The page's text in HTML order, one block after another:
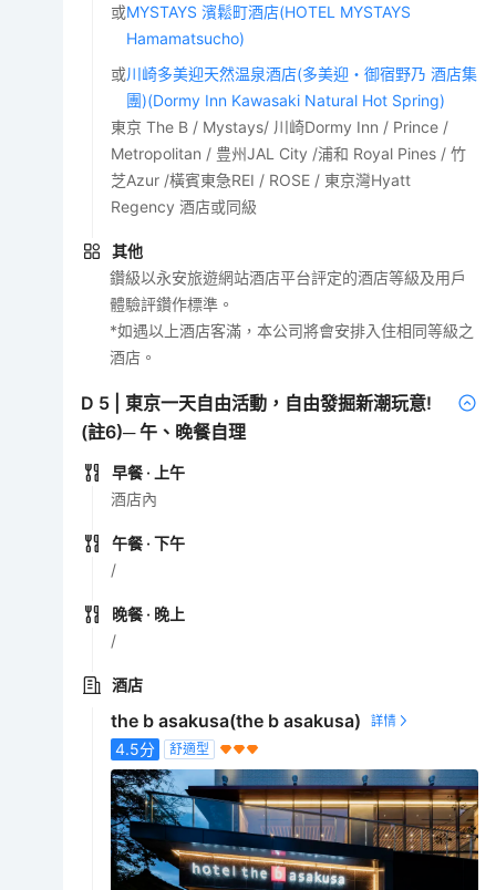
或MYSTAYS 濱鬆町酒店(HOTEL MYSTAYS
Hamamatsucho)
或川崎多美迎天然温泉酒店(多美迎・御宿野乃 酒店集
團)(Dormy Inn Kawasaki Natural Hot Spring)
東京 The B / Mystays/ 川崎Dormy Inn / Prince /
Metropolitan / 豊州JAL City /浦和 Royal Pines / 竹
芝Azur /橫賓東急REI / ROSE / 東京灣Hyatt
Regency 酒店或同級
其他
鑽級以永安旅遊網站酒店平台評定的酒店等級及用戶
體驗評鑽作標準。
*如遇以上酒店客滿，本公司將會安排入住相同等級之
酒店。
D 5
東京一天自由活動，自由發掘新潮玩意!
(註6)─ 午、晚餐自理
早餐 · 上午
酒店內
午餐 · 下午
/
晚餐 · 晚上
/
酒店
the b asakusa(the b asakusa)
4.5分 舒適型